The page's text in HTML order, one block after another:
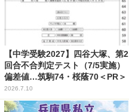
【中学受験2027】四谷大塚、第2
回合不合判定テスト（7/5実施）
偏差値…筑駒74・桜蔭70＜PR＞
2026.7.10